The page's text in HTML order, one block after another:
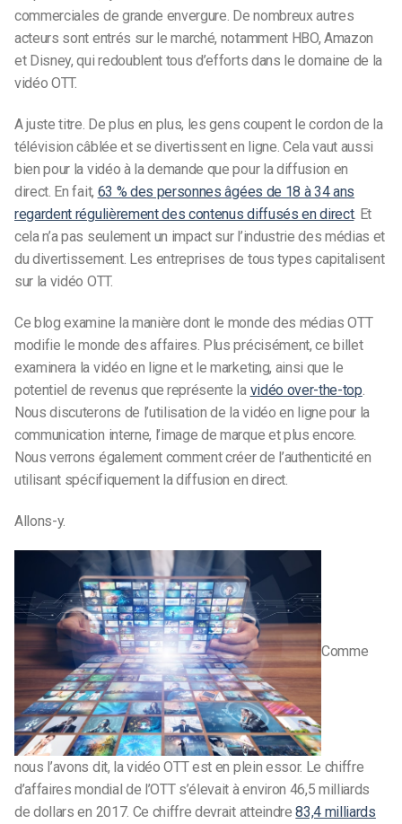
commerciales de grande envergure. De nombreux autres
acteurs sont entrés sur le marché, notamment HBO, Amazon
et Disney, qui redoublent tous d’efforts dans le domaine de la
vidéo OTT.
A juste titre. De plus en plus, les gens coupent le cordon de la
télévision câblée et se divertissent en ligne. Cela vaut aussi
bien pour la vidéo à la demande que pour la diffusion en
direct. En fait, 63 % des personnes âgées de 18 à 34 ans
regardent régulièrement des contenus diffusés en direct. Et
cela n’a pas seulement un impact sur l’industrie des médias et
du divertissement. Les entreprises de tous types capitalisent
sur la vidéo OTT.
Ce blog examine la manière dont le monde des médias OTT
modifie le monde des affaires. Plus précisément, ce billet
examinera la vidéo en ligne et le marketing, ainsi que le
potentiel de revenus que représente la vidéo over-the-top
Nous discuterons de l’utilisation de la vidéo en ligne pour la
communication interne, l’image de marque et plus encore.
Nous verrons également comment créer de l’authenticité en
utilisant spécifiquement la diffusion en direct.
Allons-y.
Comme
nous l’avons dit, la vidéo OTT est en plein essor. Le chiffre
d’affaires mondial de l’OTT s’élevait à environ 46,5 milliards
de dollars en 2017. Ce chiffre devrait atteindre83,4 milliards